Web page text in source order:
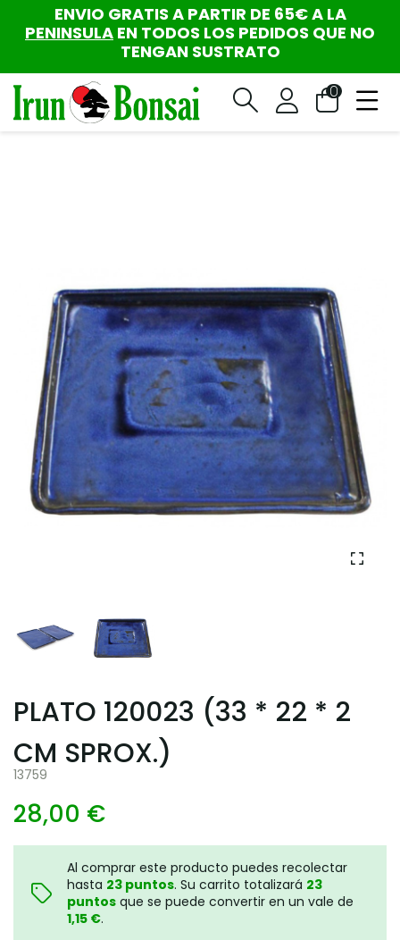
ENVIO GRATIS A PARTIR DE 65€ A LA
PENINSULA EN TODOS LOS PEDIDOS QUE NO
TENGAN SUSTRATO
0
PLATO 120023 (33 * 22 * 2
CM SPROX.)
13759
28,00 €
Al comprar este producto puedes recolectar
hasta 23 puntos. Su carrito totalizará 23
puntos que se puede convertir en un vale de
1,15 €.